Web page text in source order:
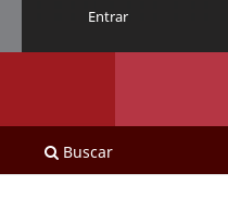
Buscar
Entrar